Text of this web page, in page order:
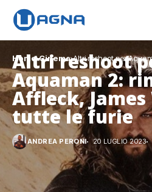
Home Cinema Altri reshoot per
Wan su tutte le furie
Altri reshoot
Aquaman 2:
Affleck, James
tutte le furie
ANDREA PERONI 20 LUGLIO 2023